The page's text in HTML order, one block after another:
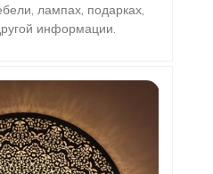
лампах, подарках,
информации.